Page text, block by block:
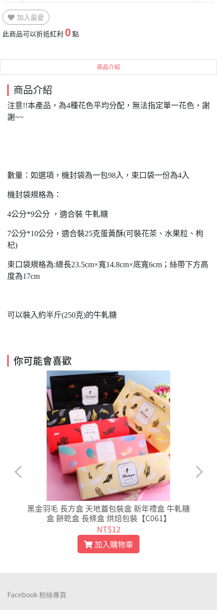
加入最愛
此商品可以折抵紅利 0點
商品介紹
商品介紹
注意!!本產品，為4種花色平均分配，無法指定單一花色，謝
謝~~
數量：如選項，機封袋為一包98入，束口袋一份為4入
機封袋規格為：
4公分*9公分 ，適合裝 牛軋糖
7公分*10公分，適合裝25克蛋黃酥(可裝花茶、水果粒、枸
杞)
束口袋規格為:總長23.5cm×寬14.8cm×底寬6cm；絲帶下方高
度為17cm
可以裝入約半斤(250克)的牛軋糖
你可能會喜歡
黑金羽毛 長方盒 天地蓋包裝盒 新年禮盒 牛軋糖
盒 餅乾盒 長條盒 烘焙包裝【C061】
NT$12
加入購物車
Facebook 粉絲專頁